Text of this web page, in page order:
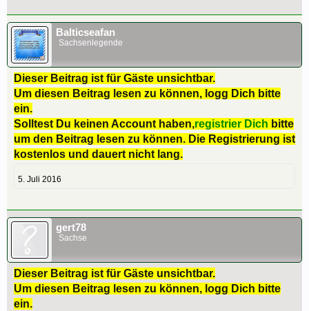
Balticseafan
Sachsenlegende
Dieser Beitrag ist für Gäste unsichtbar.
Um diesen Beitrag lesen zu können, logg Dich bitte
ein.
Solltest Du keinen Account haben,registrier Dich bitte
um den Beitrag lesen zu können. Die Registrierung ist
kostenlos und dauert nicht lang.
5. Juli 2016
gert78
Sachse
Dieser Beitrag ist für Gäste unsichtbar.
Um diesen Beitrag lesen zu können, logg Dich bitte
ein.